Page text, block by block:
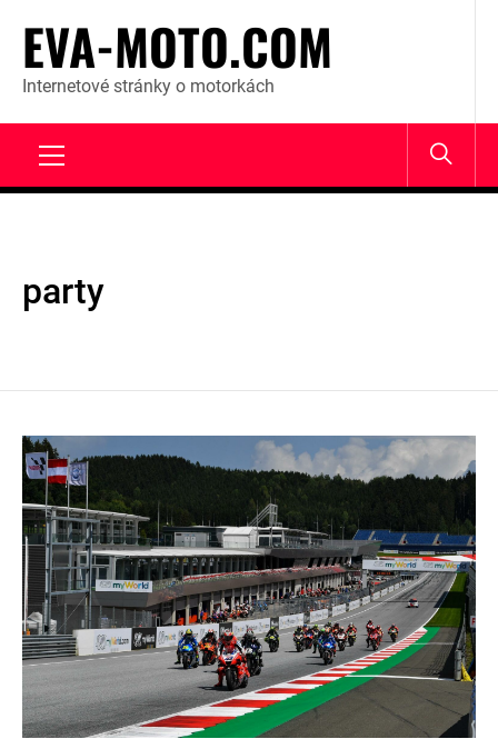
content
EVA-MOTO.COM
Internetové stránky o motorkách
party